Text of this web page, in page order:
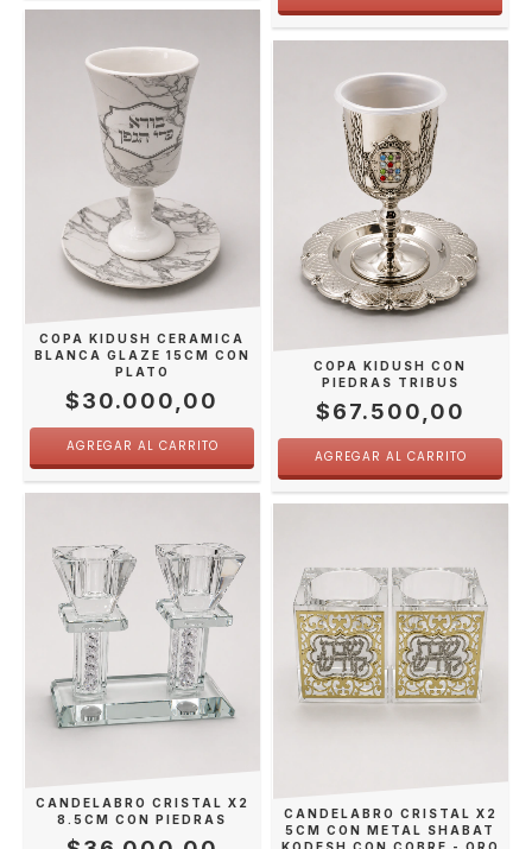
COPA KIDUSH CERAMICA
BLANCA GLAZE 15CM CON
PLATO
$30.000,00
COPA KIDUSH CON
PIEDRAS TRIBUS
$67.500,00
CANDELABRO CRISTAL X2
8.5CM CON PIEDRAS
CANDELABRO CRISTAL X2
5CM CON METAL SHABAT